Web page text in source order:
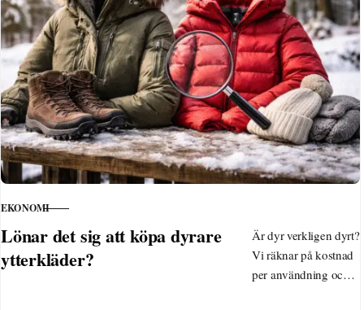
KATEGORI
EKONOMI
Lönar det sig att köpa dyrare
ytterkläder?
Är dyr verkligen dyrt?
Vi räknar på kostnad
per användning och